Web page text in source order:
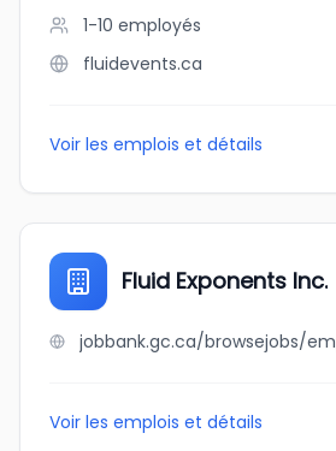
1-10 employés
fluidevents.ca
Voir les emplois et détails
Fluid Exponents Inc.
Voir les emplois et détails